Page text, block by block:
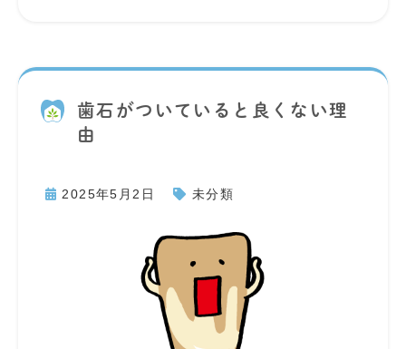
歯石がついていると良くない理
由
2025年5月2日 未分類